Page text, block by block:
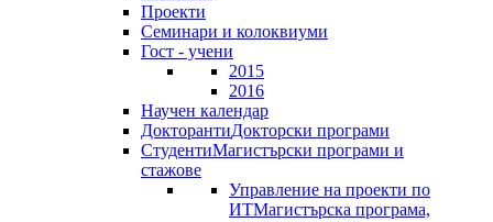
Проекти
Семинари и колоквиуми
Гост - учени
2015
2016
Научен календар
ДокторантиДокторски програми
СтудентиМагистърски програми и
стажове
Управление на проекти по
ИТМагистърска програма,